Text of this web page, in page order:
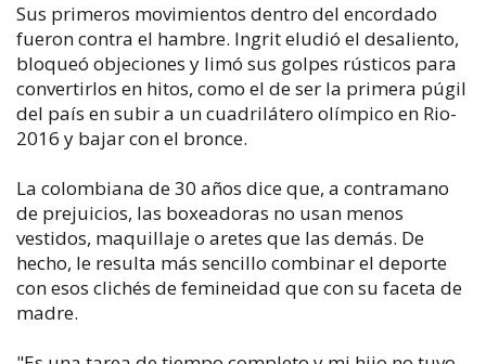
Sus primeros movimientos dentro del encordado
fueron contra el hambre. Ingrit eludió el desaliento,
bloqueó objeciones y limó sus golpes rústicos para
convertirlos en hitos, como el de ser la primera púgil
del país en subir a un cuadrilátero olímpico en Rio-
2016 y bajar con el bronce.
La colombiana de 30 años dice que, a contramano
de prejuicios, las boxeadoras no usan menos
vestidos, maquillaje o aretes que las demás. De
hecho, le resulta más sencillo combinar el deporte
con esos clichés de femineidad que con su faceta de
madre.